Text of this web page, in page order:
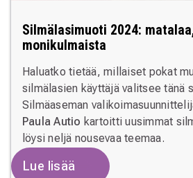
Silmälasimuoti 2024:
monikulmaista
Haluatko tietää, millaiset pokat
silmälasien käyttäjä valitsee tänä
Silmäaseman
Paula Autio kartoitti uusimmat
löysi neljä nousevaa teemaa.
Lue lisää